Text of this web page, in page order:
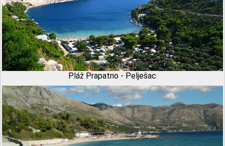
Pláž Prapatno - Pelješac